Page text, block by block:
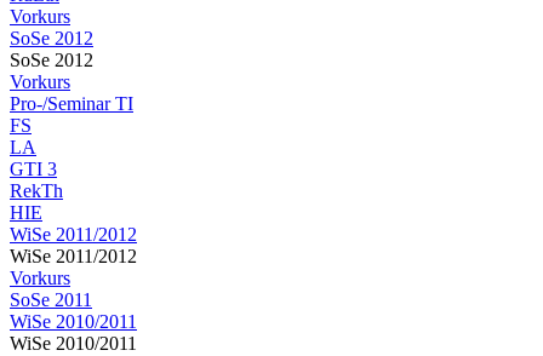
Vorkurs
SoSe 2012
SoSe 2012
Vorkurs
Pro-/Seminar TI
FS
LA
GTI 3
RekTh
HIE
WiSe 2011/2012
WiSe 2011/2012
Vorkurs
SoSe 2011
WiSe 2010/2011
WiSe 2010/2011